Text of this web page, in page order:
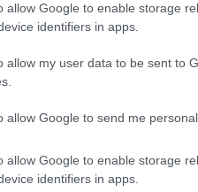
allow Google to enable storage
identifiers in apps.
allow my user data to be sent to
allow Google to send me
allow Google to enable storage
identifiers in apps.
ΑΕΚ σε κάθε αγώνα»
ΠΟΔΟΣΦΑΙΡΟ
Χατζηνικολάου που
εξωτερικό!